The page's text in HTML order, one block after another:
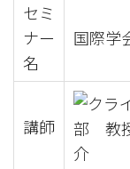
セミ
ナー
名
国際学
講師
部 教
介